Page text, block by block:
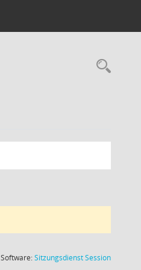
Software:SitzungsdienstSession(Wird in